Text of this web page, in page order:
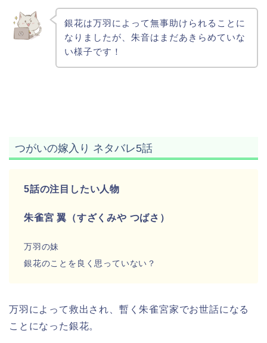
銀花は万羽によって無事助けられることに
なりましたが、朱音はまだあきらめていな
い様子です！
つがいの嫁入り ネタバレ5話
5話の注目したい人物
朱雀宮 翼（すざくみや つばさ）
万羽の妹
銀花のことを良く思っていない？
万羽によって救出され、暫く朱雀宮家でお世話になる
ことになった銀花。